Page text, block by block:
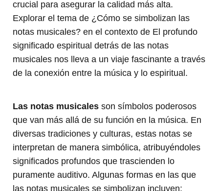
crucial para asegurar la calidad más alta.
Explorar el tema de ¿Cómo se simbolizan las
notas musicales? en el contexto de El profundo
significado espiritual detrás de las notas
musicales nos lleva a un viaje fascinante a través
de la conexión entre la música y lo espiritual.
Las notas musicales son símbolos poderosos
que van más allá de su función en la música. En
diversas tradiciones y culturas, estas notas se
interpretan de manera simbólica, atribuyéndoles
significados profundos que trascienden lo
puramente auditivo. Algunas formas en las que
las notas musicales se simbolizan incluyen: